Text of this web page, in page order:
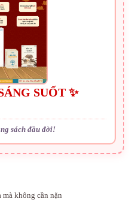
SUỐT ✨
sách đầu đời!
không cần nặn